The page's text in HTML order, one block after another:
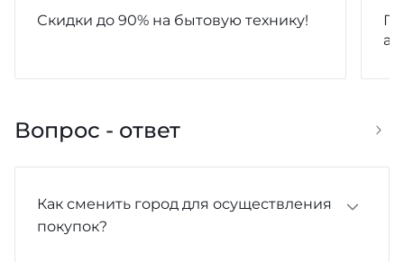
Скидки до 90% на бытовую технику!
Вопрос - ответ
Как сменить город для осуществления
покупок?